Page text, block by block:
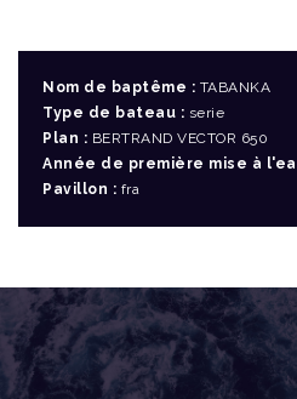
Nom de baptême : TABANKA
Type de bateau : serie
Plan : BERTRAND VECTOR 650
Année de première mise à
Pavillon : fra